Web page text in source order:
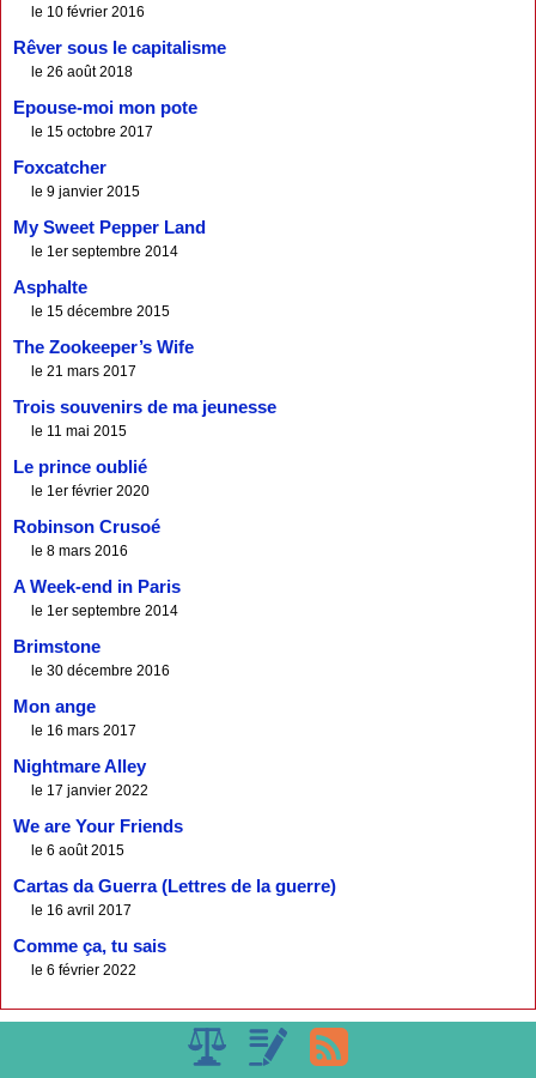
le 10 février 2016
Rêver sous le capitalisme
le 26 août 2018
Epouse-moi mon pote
le 15 octobre 2017
Foxcatcher
le 9 janvier 2015
My Sweet Pepper Land
le 1er septembre 2014
Asphalte
le 15 décembre 2015
The Zookeeper’s Wife
le 21 mars 2017
Trois souvenirs de ma jeunesse
le 11 mai 2015
Le prince oublié
le 1er février 2020
Robinson Crusoé
le 8 mars 2016
A Week-end in Paris
le 1er septembre 2014
Brimstone
le 30 décembre 2016
Mon ange
le 16 mars 2017
Nightmare Alley
le 17 janvier 2022
We are Your Friends
le 6 août 2015
Cartas da Guerra (Lettres de la guerre)
le 16 avril 2017
Comme ça, tu sais
le 6 février 2022